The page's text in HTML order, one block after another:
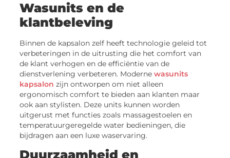
Wasunits en de
klantbeleving
Binnen de kapsalon zelf heeft technologie geleid tot
verbeteringen in de uitrusting die het comfort van
de klant verhogen en de efficiëntie van de
dienstverlening verbeteren. Modernewasunits
kapsalon zijn ontworpen om niet alleen
ergonomisch comfort te bieden aan klanten maar
ook aan stylisten. Deze units kunnen worden
uitgerust met functies zoals massagestoelen en
temperatuurgeregelde water bedieningen, die
bijdragen aan een luxe waservaring.
Duurzaamheid en